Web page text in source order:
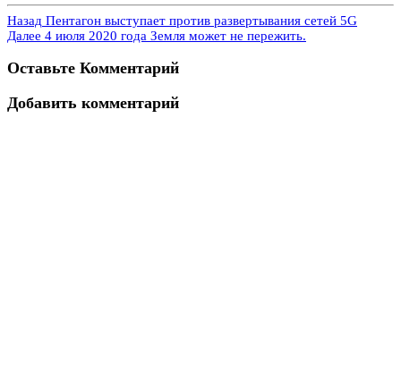
Назад Пентагон выступает против развертывания сетей 5G
Далее 4 июля 2020 года Земля может не пережить.
Оставьте Комментарий
Добавить комментарий